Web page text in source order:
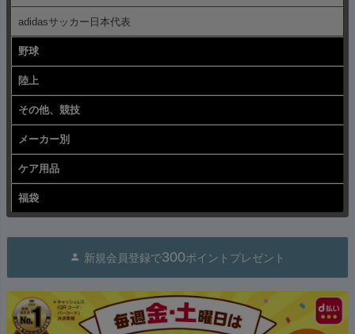
adidasサッカー日本代表
野球
陸上
その他、競技
メーカー別
ケア用品
福袋
新規会員登録で300ポイントプレゼント